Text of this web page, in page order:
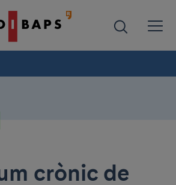
crònic de